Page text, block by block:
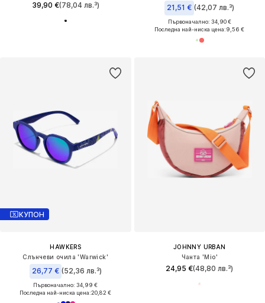
39,90 €(78,04 лв.³) 21,51 € (42,07 лв.³)
Първоначално: 34,90 €
Последна най-ниска цена:9,56 €
КУПОН
HAWKERS
Слънчеви очила 'Warwick'
26,77 € (52,36 лв.³)
Първоначално: 34,99 €
Последна най-ниска цена:20,82 €
JOHNNY URBAN
Чанта 'Mio'
24,95 €(48,80 лв.³)